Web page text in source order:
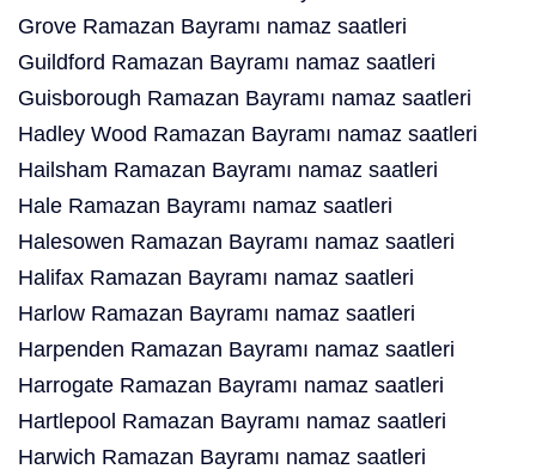
Grove Ramazan Bayramı namaz saatleri
Guildford Ramazan Bayramı namaz saatleri
Guisborough Ramazan Bayramı namaz saatleri
Hadley Wood Ramazan Bayramı namaz saatleri
Hailsham Ramazan Bayramı namaz saatleri
Hale Ramazan Bayramı namaz saatleri
Halesowen Ramazan Bayramı namaz saatleri
Halifax Ramazan Bayramı namaz saatleri
Harlow Ramazan Bayramı namaz saatleri
Harpenden Ramazan Bayramı namaz saatleri
Harrogate Ramazan Bayramı namaz saatleri
Hartlepool Ramazan Bayramı namaz saatleri
Harwich Ramazan Bayramı namaz saatleri